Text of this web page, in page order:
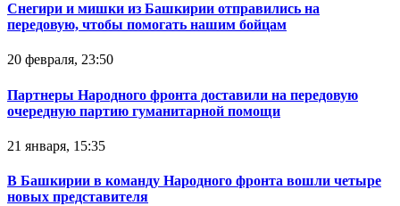
Снегири и мишки из Башкирии отправились на
передовую, чтобы помогать нашим бойцам
20 февраля, 23:50
Партнеры Народного фронта доставили на передовую
очередную партию гуманитарной помощи
21 января, 15:35
В Башкирии в команду Народного фронта вошли четыре
новых представителя